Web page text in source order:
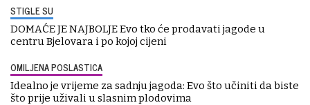
STIGLE SU
DOMAĆE JE NAJBOLJE Evo tko će prodavati jagode u
centru Bjelovara i po kojoj cijeni
OMILJENA POSLASTICA
Idealno je vrijeme za sadnju jagoda: Evo što učiniti da biste
što prije uživali u slasnim plodovima